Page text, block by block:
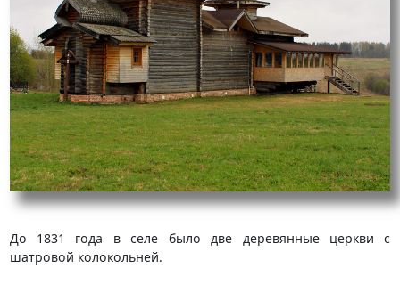
До 1831 года в селе было две деревянные церкви с
шатровой колокольней.